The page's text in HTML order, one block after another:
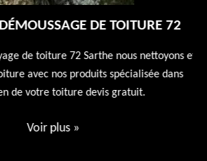
DE TOITURE 72
de toiture 72 Sarthe nous nettoyons et
avec nos produits spécialisée dans
de votre toiture devis gratuit.
Voir plus»